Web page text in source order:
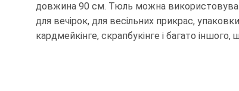
довжина 90 см. Тюль можна
для вечірок, для весільних прикрас,
кардмейкінге, скрапбукінге і багато іншого,